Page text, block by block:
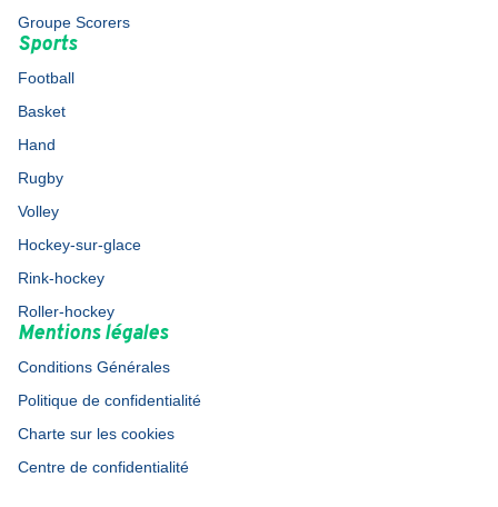
Groupe Scorers
Sports
Football
Basket
Hand
Rugby
Volley
Hockey-sur-glace
Rink-hockey
Roller-hockey
Mentions légales
Conditions Générales
Politique de confidentialité
Charte sur les cookies
Centre de confidentialité